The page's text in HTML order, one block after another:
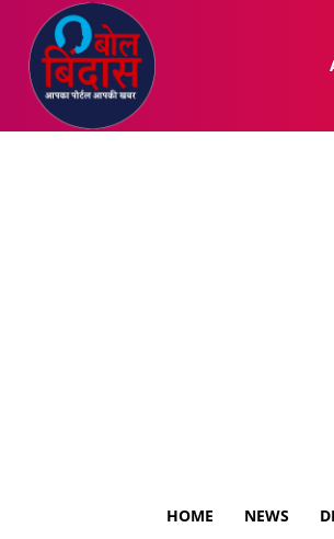
HOME NEWS